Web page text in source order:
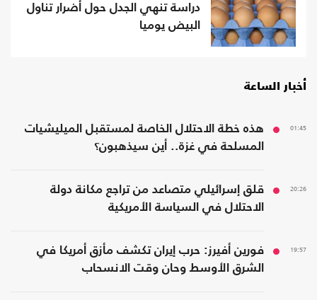
دراسة تنهي الجدل حول أضرار تناول
البيض يوميا
أخبار الساعة
01:45
هذه خطة الاحتلال الخاصة لمستقبل الميليشيات
المسلحة في غزة.. أين سيذهبون؟
20:26
قلق إسرائيلي متصاعد من تراجع مكانة دولة
الاحتلال في السياسة الأمريكية
19:57
فورين أفيرز: حرب إيران تكشف مأزق أمريكا في
الشرق الأوسط وحان وقت الانسحاب